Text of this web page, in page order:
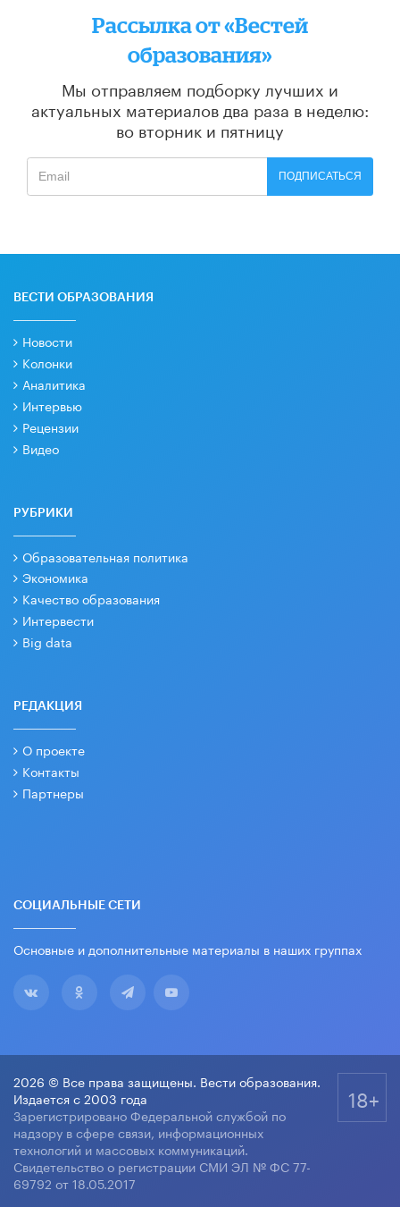
Рассылка от «Вестей
образования»
Мы отправляем подборку лучших и
актуальных материалов два раза в неделю:
во вторник и пятницу
ПОДПИСАТЬСЯ
ВЕСТИ ОБРАЗОВАНИЯ
Новости
Колонки
Аналитика
Интервью
Рецензии
Видео
РУБРИКИ
Образовательная политика
Экономика
Качество образования
Интервести
Big data
РЕДАКЦИЯ
О проекте
Контакты
Партнеры
СОЦИАЛЬНЫЕ СЕТИ
Основные и дополнительные материалы в наших группах
2026 © Все права защищены. Вести образования.
Издается с 2003 года
Зарегистрировано Федеральной службой по
надзору в сфере связи, информационных
технологий и массовых коммуникаций.
Свидетельство о регистрации СМИ ЭЛ № ФС 77-
69792 от 18.05.2017
18+